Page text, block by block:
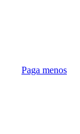
Paga menos